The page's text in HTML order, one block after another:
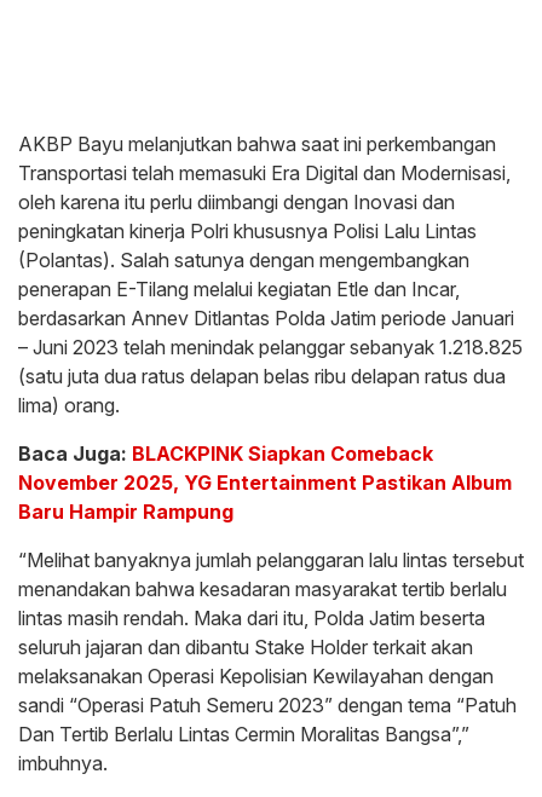
AKBP Bayu melanjutkan bahwa saat ini perkembangan
Transportasi telah memasuki Era Digital dan Modernisasi,
oleh karena itu perlu diimbangi dengan Inovasi dan
peningkatan kinerja Polri khususnya Polisi Lalu Lintas
(Polantas). Salah satunya dengan mengembangkan
penerapan E-Tilang melalui kegiatan Etle dan Incar,
berdasarkan Annev Ditlantas Polda Jatim periode Januari
– Juni 2023 telah menindak pelanggar sebanyak 1.218.825
(satu juta dua ratus delapan belas ribu delapan ratus dua
lima) orang.
Baca Juga: BLACKPINK Siapkan Comeback
November 2025, YG Entertainment Pastikan Album
Baru Hampir Rampung
“Melihat banyaknya jumlah pelanggaran lalu lintas tersebut
menandakan bahwa kesadaran masyarakat tertib berlalu
lintas masih rendah. Maka dari itu, Polda Jatim beserta
seluruh jajaran dan dibantu Stake Holder terkait akan
melaksanakan Operasi Kepolisian Kewilayahan dengan
sandi “Operasi Patuh Semeru 2023” dengan tema “Patuh
Dan Tertib Berlalu Lintas Cermin Moralitas Bangsa”,”
imbuhnya.